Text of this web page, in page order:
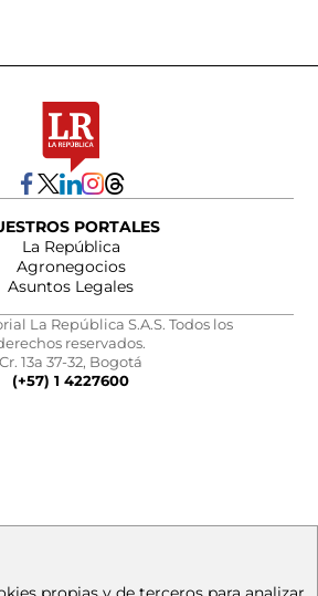
PORTALES
La República
Agronegocios
Asuntos Legales
La República S.A.S. Todos los
reservados.
Cr. 13a 37-32, Bogotá
(+57) 1 4227600